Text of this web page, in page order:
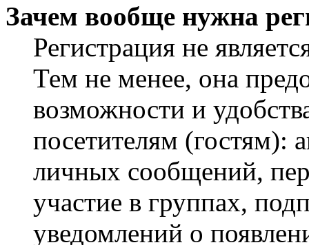
Зачем вообще нужна
Регистрация не
Тем не менее, она
возможности и
посетителям (гостям):
личных сообщений,
участие в группах,
уведомлений о